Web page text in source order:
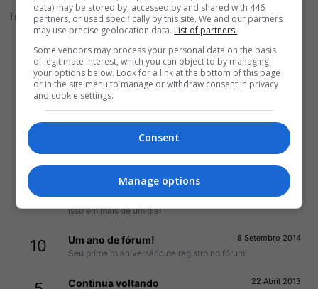
Troféus
250
Uma década de fórum OS. Esperamos vê-lo por aqui por
muito mais!
100 Cinco anos de fórum
Você completou cinco anos de fórum. Parabéns!!
50 31 Julho 2023
Dois anos de fórum
Você completou dois anos de fórum. Parabéns!!
10 5 Janeiro 2015
Não pode parar!
Você postou 100 mensagens. Esperamos que tenha feito
isso em mais de um dia!
10 8 Setembro 2014
Um ano de fórum!
Seu primeiro aniversário de registro no fórum!
22 Abril 2013
Continua voltando
data) may be stored by, accessed by and shared with 446
partners, or used specifically by this site. We and our partners
may use precise geolocation data. List of partners.
Some vendors may process your personal data on the basis
of legitimate interest, which you can object to by managing
your options below. Look for a link at the bottom of this page
or in the site menu to manage or withdraw consent in privacy
and cookie settings.
Consent
Manage options